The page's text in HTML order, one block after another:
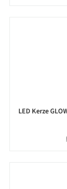
LED Kerze